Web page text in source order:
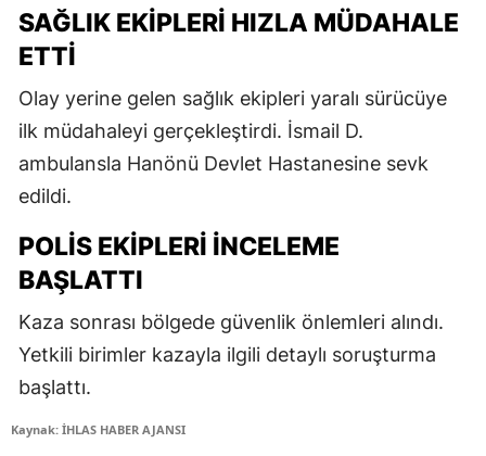
SAĞLIK EKIPLERI HIZLA MÜDAHALE
ETTI
Olay yerine gelen sağlık ekipleri yaralı sürücüye
ilk müdahaleyi gerçekleştirdi. İsmail D.
ambulansla Hanönü Devlet Hastanesine sevk
edildi.
POLIS EKIPLERI İNCELEME
BAŞLATTI
Kaza sonrası bölgede güvenlik önlemleri alındı.
Yetkili birimler kazayla ilgili detaylı soruşturma
başlattı.
Kaynak: İHLAS HABER AJANSI